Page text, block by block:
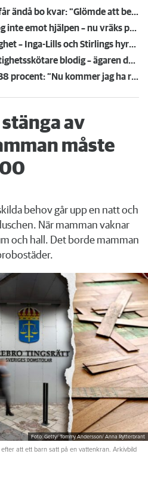
Sen med hyran 13 gånger – får ändå bo kvar: "Glömde att betala"
Fick chans på chans men tog inte emot hjälpen – nu vräks paret: ”Tragiskt"
Hotet om böter blev verklighet – Inga-Lills och Stirlings hyresvärdar får betala 75 000: ”Herregud så onödigt”
Hyresgästens hund bet fastighetsskötare blodig – ägaren döms och förlorar nu lägenheten
Christians hyra sänks med 38 procent: ”Nu kommer jag ha råd att ta körkort”
av
måste
behov går upp en natt och
När mamman vaknar
och hall. Det borde mamman
Foto: Getty/ Tommy Andersson/ Anna Rytterbrant
att ett barn satt på en vattenkran. Arkivbild